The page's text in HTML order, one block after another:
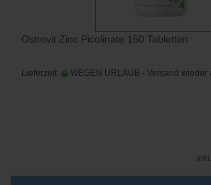
Ostrovit Zinc Picolinate 150 Tabletten
Lieferzeit: WEGEN URLAUB - Versand wieder